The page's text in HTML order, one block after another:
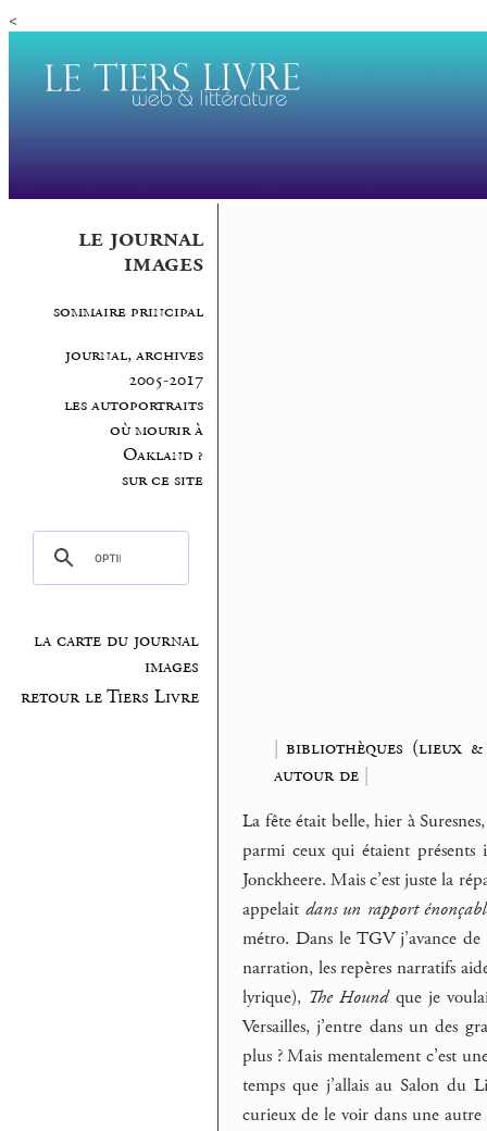
<
le journal
images
sommaire principal
journal, archives
2005-2017
les autoportraits
où mourir à
Oakland ?
sur ce site
la carte du journal
images
retour le Tiers Livre
|bibliothèques (lieux
autour de |
La fête était belle, hier à
parmi ceux qui étaient présents
Jonckheere. Mais c’est juste la
appelait dans un rapport
métro. Dans le TGV j’avance
narration, les repères narratifs
lyrique), The Houndque je
Versailles, j’entre dans un des
plus ? Mais mentalement c’est
temps que j’allais au Salon du
curieux de le voir dans une